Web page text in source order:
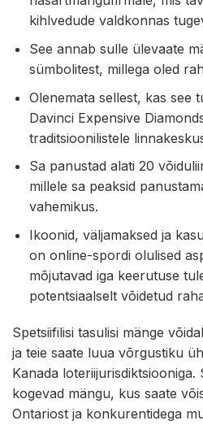
kihlvedude valdkonnas
See annab sulle ülevaate
sümbolitest, millega oled
Olenemata sellest, kas see
Davinci Expensive
traditsioonilistele
Sa panustad alati 20
millele sa peaksid
vahemikus.
Ikoonid, väljamaksed ja
on online-spordi olulised
mõjutavad iga keerutuse
potentsiaalselt võidetud
Spetsiifilisi tasulisi mänge
ja teie saate luua võrgustiku
Kanada loteriijurisdiktsiooniga.
kogevad mängu, kus saate
Ontariost ja konkurentidega